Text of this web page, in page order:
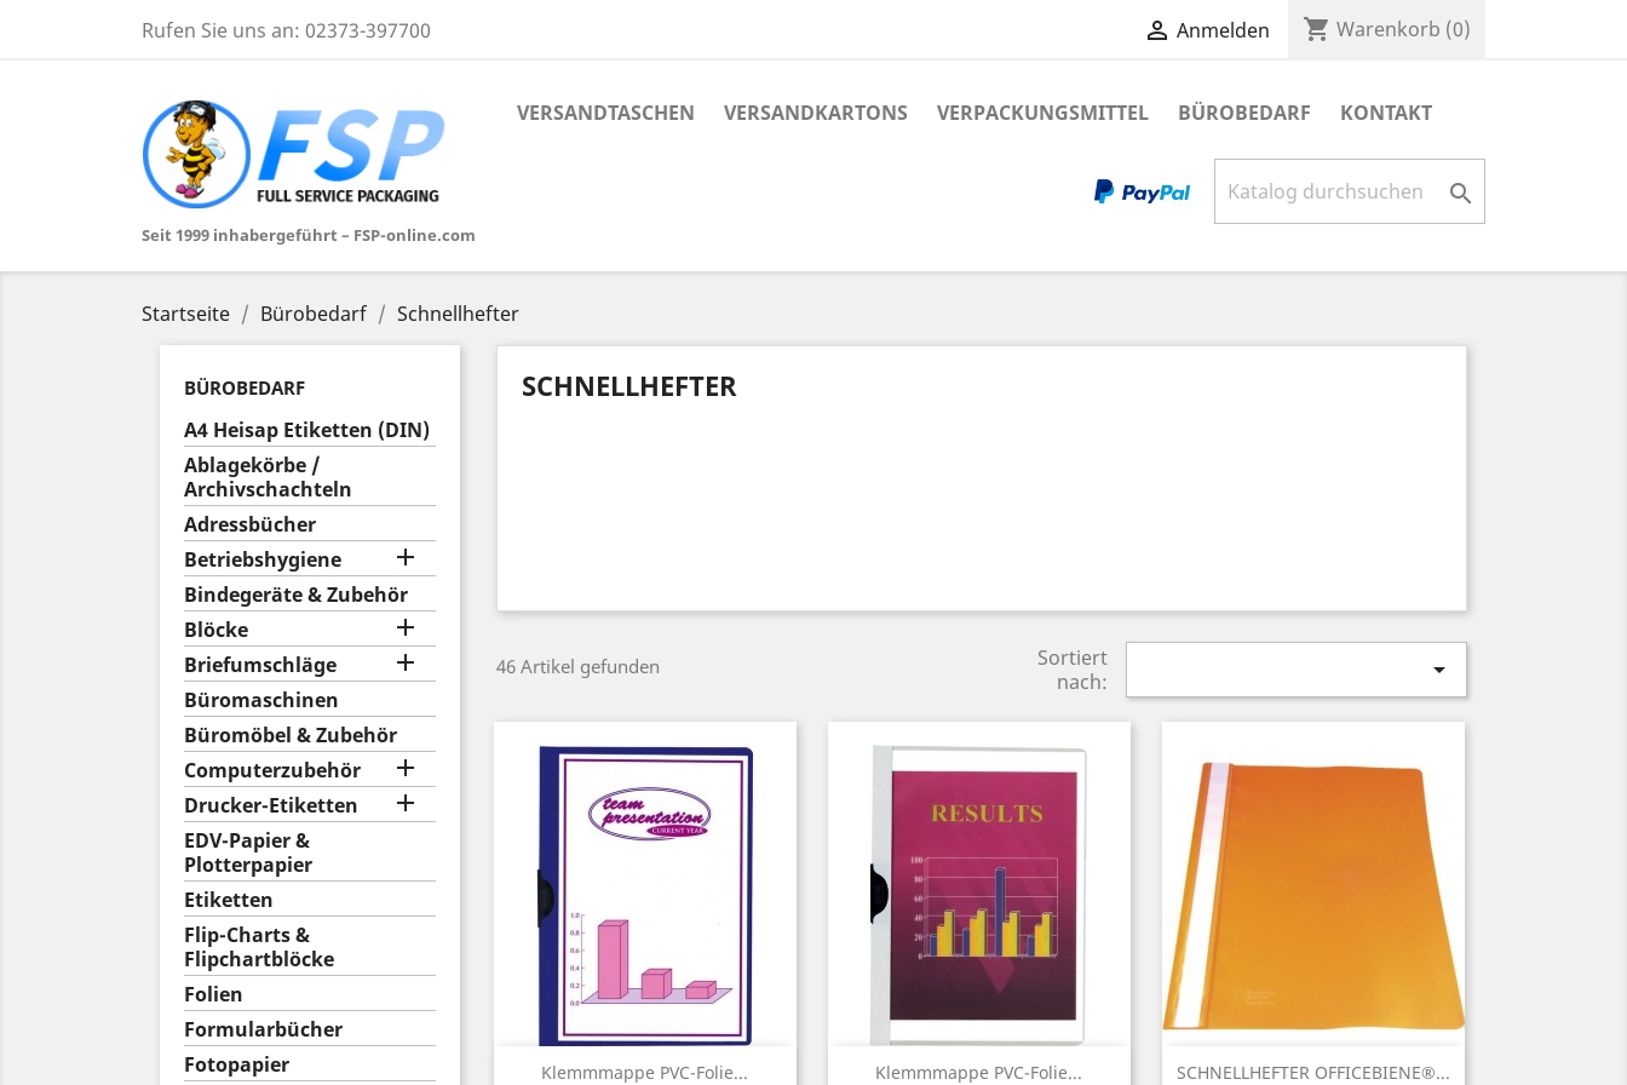
Rufen Sie uns an: 02373-397700  Anmelden shopping_cart Warenkorb (0)
Seit 1999 inhabergeführt – FSP-online.com
VERSANDTASCHEN VERSANDKARTONS VERPACKUNGSMITTEL BÜROBEDARF KONTAKT

Startseite Bürobedarf Schnellhefter
BÜROBEDARF
A4 Heisap Etiketten (DIN)
Ablagekörbe /
Archivschachteln
Adressbücher
Betriebshygiene

Bindegeräte & Zubehör
Blöcke

Briefumschläge 
Büromaschinen
Büromöbel & Zubehör
Computerzubehör

Drucker-Etiketten 
EDV-Papier &
Plotterpapier
Etiketten
Flip-Charts &
Flipchartblöcke
Folien
Formularbücher
Fotopapier
SCHNELLHEFTER
46 Artikel gefunden
Sortiert
nach:

Klemmmappe PVC-Folie...
Vorschau Klemmmappe PVC-Folie...
Vorschau SCHNELLHEFTER OFFICEBIENE®...
Vorschau